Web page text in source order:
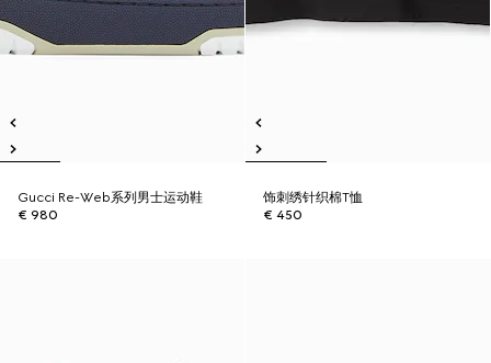
Gucci Re-Web系列男士运动鞋
€ 980
饰刺绣针织棉T恤
€ 450